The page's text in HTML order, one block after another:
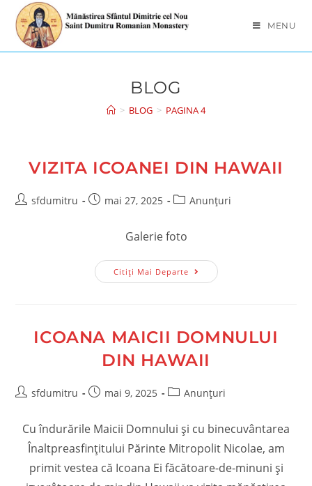
content
MENU
BLOG
> BLOG > PAGINA 4
VIZITA ICOANEI DIN HAWAII
Postsfdumitru
Postmai 27, 2025
PostAnunțuri
Galerie foto
Citiți Mai DeparteVizita
Icoanei
ICOANA MAICII DOMNULUI
DIN HAWAII
Postsfdumitru
Postmai 9, 2025
PostAnunțuri
Cu îndurările Maicii Domnului și cu binecuvântarea
Înaltpreasfințitului Părinte Mitropolit Nicolae, am
primit vestea că Icoana Ei făcătoare-de-minuni și